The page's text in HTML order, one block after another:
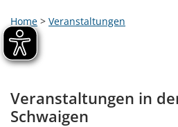
Home > Veranstaltungen
Veranstaltungen in
Schwaigen